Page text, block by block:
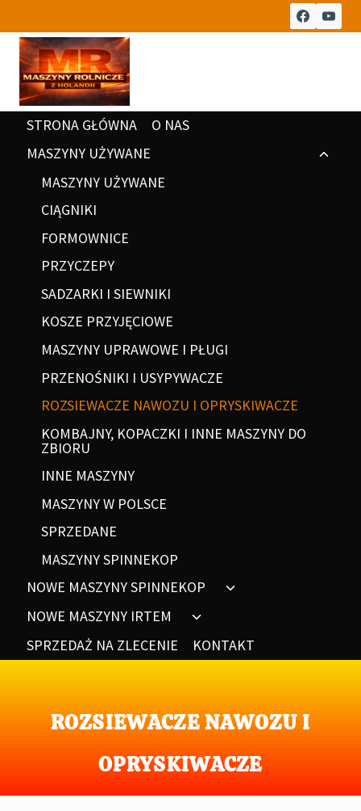
STRONA GŁÓWNA
O NAS
MASZYNY UŻYWANE
MASZYNY UŻYWANE
CIĄGNIKI
FORMOWNICE
PRZYCZEPY
SADZARKI I SIEWNIKI
KOSZE PRZYJĘCIOWE
MASZYNY UPRAWOWE I PŁUGI
PRZENOŚNIKI I USYPYWACZE
ROZSIEWACZE NAWOZU I OPRYSKIWACZE
KOMBAJNY, KOPACZKI I INNE MASZYNY DO
ZBIORU
INNE MASZYNY
MASZYNY W POLSCE
SPRZEDANE
MASZYNY SPINNEKOP
NOWE MASZYNY SPINNEKOP
NOWE MASZYNY IRTEM
SPRZEDAŻ NA ZLECENIE
KONTAKT
ROZSIEWACZE NAWOZU I
OPRYSKIWACZE